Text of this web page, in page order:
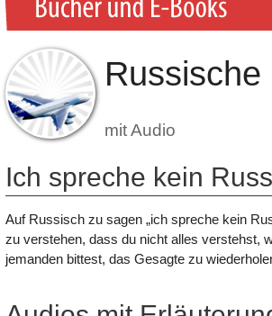
mit Audio
Ich spreche kein
Auf Russisch zu sagen „ich spreche kein
zu verstehen, dass du nicht alles verstehst,
jemanden bittest, das Gesagte zu